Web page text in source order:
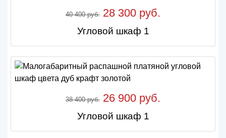
40 400 руб. 28 300 руб.
Угловой шкаф 1
38 400 руб. 26 900 руб.
Угловой шкаф 1